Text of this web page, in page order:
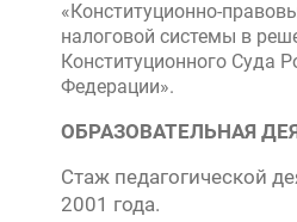
«Конституционно-
налоговой системы в
Конституционного Суда
Федерации».
ОБРАЗОВАТЕЛЬНАЯ
Стаж педагогической
2001 года.